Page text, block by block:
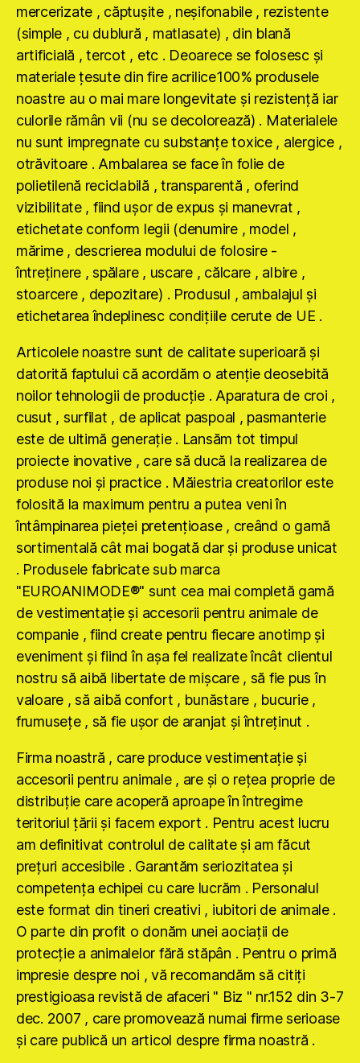
mercerizate , căptuşite , neşifonabile , rezistente
(simple , cu dublură , matlasate) , din blană
artificială , tercot , etc . Deoarece se folosesc şi
materiale ţesute din fire acrilice100% produsele
noastre au o mai mare longevitate şi rezistenţă iar
culorile rămân vii (nu se decolorează) . Materialele
nu sunt impregnate cu substanţe toxice , alergice ,
otrăvitoare . Ambalarea se face în folie de
polietilenă reciclabilă , transparentă , oferind
vizibilitate , fiind uşor de expus şi manevrat ,
etichetate conform legii (denumire , model ,
mărime , descrierea modului de folosire -
întreţinere , spălare , uscare , călcare , albire ,
stoarcere , depozitare) . Produsul , ambalajul şi
etichetarea îndeplinesc condiţiile cerute de UE .
Articolele noastre sunt de calitate superioară şi
datorită faptului că acordăm o atenţie deosebită
noilor tehnologii de producţie . Aparatura de croi ,
cusut , surfilat , de aplicat paspoal , pasmanterie
este de ultimă generaţie . Lansăm tot timpul
proiecte inovative , care să ducă la realizarea de
produse noi şi practice . Măiestria creatorilor este
folosită la maximum pentru a putea veni în
întâmpinarea pieţei pretenţioase , creând o gamă
sortimentală cât mai bogată dar şi produse unicat
. Produsele fabricate sub marca
"EUROANIMODE®" sunt cea mai completă gamă
de vestimentaţie şi accesorii pentru animale de
companie , fiind create pentru fiecare anotimp şi
eveniment şi fiind în aşa fel realizate încât clientul
nostru să aibă libertate de mişcare , să fie pus în
valoare , să aibă confort , bunăstare , bucurie ,
frumuseţe , să fie uşor de aranjat şi întreţinut .
Firma noastră , care produce vestimentaţie şi
accesorii pentru animale , are şi o reţea proprie de
distribuţie care acoperă aproape în întregime
teritoriul ţării şi facem export . Pentru acest lucru
am definitivat controlul de calitate şi am făcut
preţuri accesibile . Garantăm seriozitatea şi
competenţa echipei cu care lucrăm . Personalul
este format din tineri creativi , iubitori de animale .
O parte din profit o donăm unei aociaţii de
protecţie a animalelor fără stăpân . Pentru o primă
impresie despre noi , vă recomandăm să citiţi
prestigioasa revistă de afaceri " Biz " nr.152 din 3-7
dec. 2007 , care promovează numai firme serioase
şi care publică un articol despre firma noastră .